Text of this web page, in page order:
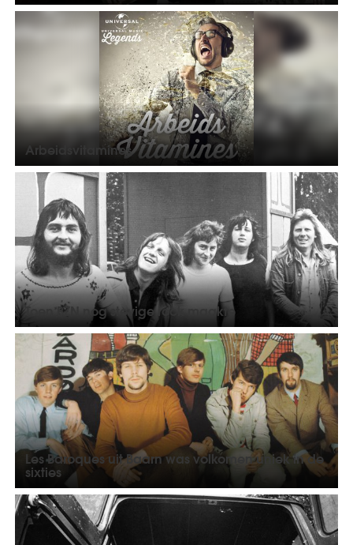
Arbeidsvitamines
Toen BZN nog stevige rock maakte
Les Baroques uit Baarn was volkomen uniek in de
sixties